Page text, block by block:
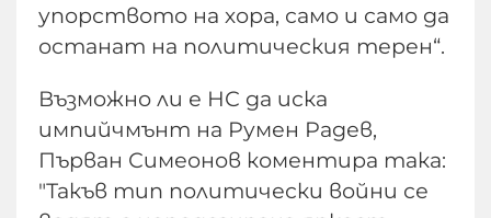
упорството на хора, само и само да
останат на политическия терен“.
Възможно ли е НС да иска
импийчмънт на Румен Радев,
Първан Симеонов коментира така:
"Такъв тип политически войни се